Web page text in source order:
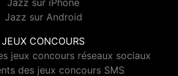
Jazz sur iPhone
Jazz sur Android
JEUX CONCOURS
jeux concours réseaux sociaux
des jeux concours SMS